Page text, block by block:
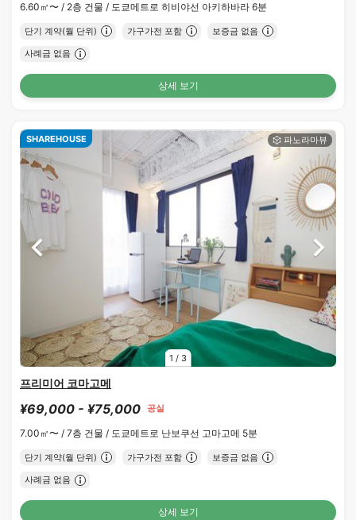
6.60㎡〜 / 2층 건물 / 도쿄메트로 히비야선 아키하바라 6분
단기 계약(월 단위) 가구가전 포함 보증금 없음
사례금 없음
상세 보기
1 / 3
SHAREHOUSE
프리미어 코마고메
¥69,000 - ¥75,000 공실
7.00㎡〜 / 7층 건물 / 도쿄메트로 난보쿠선 고마고메 5분
단기 계약(월 단위) 가구가전 포함 보증금 없음
사례금 없음
상세 보기